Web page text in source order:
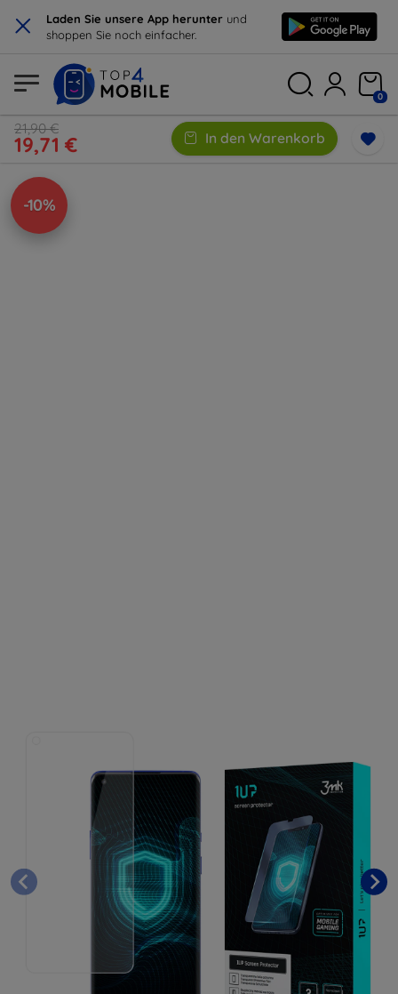
× Laden Sie unsere App herunter und
shoppen Sie noch einfacher.
0
21,90 €
19,71 € In den Warenkorb
-10%